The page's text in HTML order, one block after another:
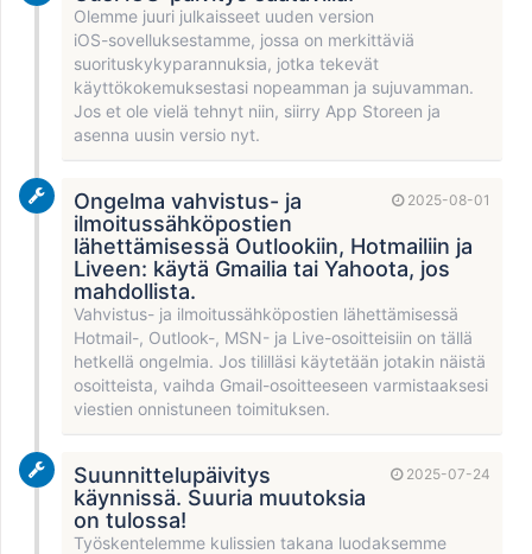
Olemme juuri julkaisseet uuden version
iOS-sovelluksestamme, jossa on merkittäviä
suorituskykyparannuksia, jotka tekevät
käyttökokemuksestasi nopeamman ja sujuvamman.
Jos et ole vielä tehnyt niin, siirry App Storeen ja
asenna uusin versio nyt.
2025-08-01
Ongelma vahvistus- ja
ilmoitussähköpostien
lähettämisessä Outlookiin, Hotmailiin ja
Liveen: käytä Gmailia tai Yahoota, jos
mahdollista.
Vahvistus- ja ilmoitussähköpostien lähettämisessä
Hotmail-, Outlook-, MSN- ja Live-osoitteisiin on tällä
hetkellä ongelmia. Jos tililläsi käytetään jotakin näistä
osoitteista, vaihda Gmail-osoitteeseen varmistaaksesi
viestien onnistuneen toimituksen.
2025-07-24
Suunnittelupäivitys
käynnissä. Suuria muutoksia
on tulossa!
Työskentelemme kulissien takana luodaksemme